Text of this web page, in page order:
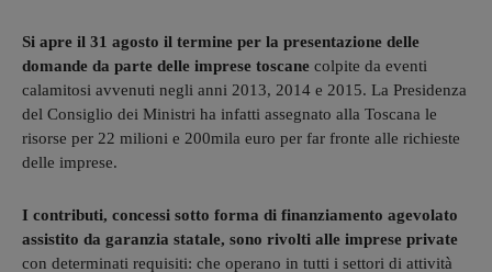
Si apre il 31 agosto il termine per la presentazione delle
domande da parte delle imprese toscane colpite da eventi
calamitosi avvenuti negli anni 2013, 2014 e 2015. La Presidenza
del Consiglio dei Ministri ha infatti assegnato alla Toscana le
risorse per 22 milioni e 200mila euro per far fronte alle richieste
delle imprese.
I contributi, concessi sotto forma di finanziamento agevolato
assistito da garanzia statale, sono rivolti alle imprese private
con determinati requisiti: che operano in tutti i settori di attività